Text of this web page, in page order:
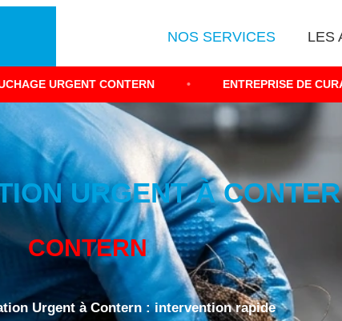
NOS SERVICES LES
CONTERN • ENTREPRISE DE CURAGE HAUTE
URGENT À
CONTERN
Urgent à Contern : intervention rapide